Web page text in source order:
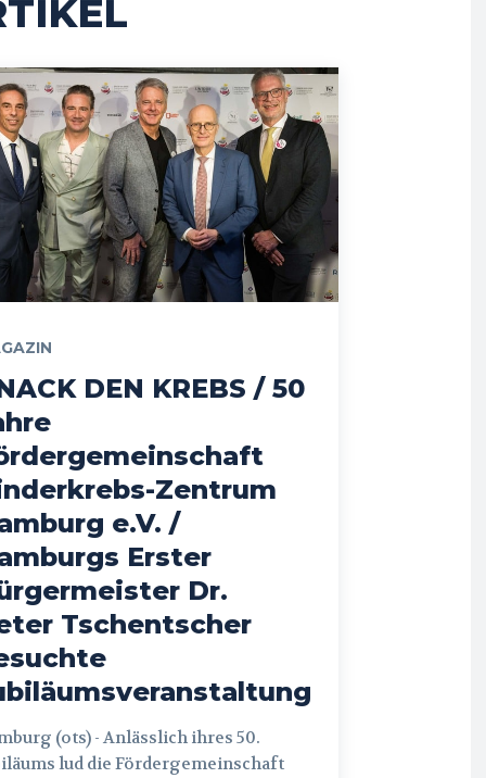
DEN KREBS / 50
Zentrum
e.V. /
Erster
Dr.
Tschentscher
(ots) - Anlässlich ihres 50.
lud die Fördergemeinschaft